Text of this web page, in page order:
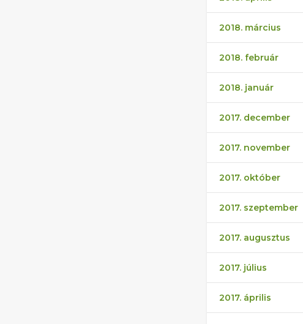
2018. március
2018. február
2018. január
2017. december
2017. november
2017. október
2017. szeptember
2017. augusztus
2017. július
2017. április